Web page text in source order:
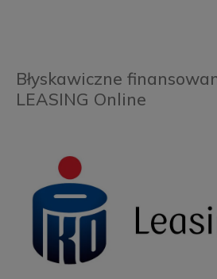
Błyskawiczne
LEASING Online